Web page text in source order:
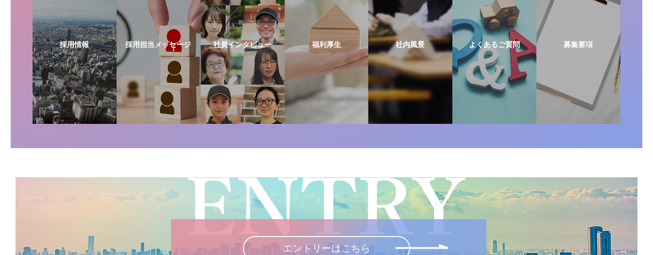
採用情報 採用担当メッセージ 社員インタビュー 福利厚生 社内風景 よくあるご質問 募集要項
エントリーはこちら